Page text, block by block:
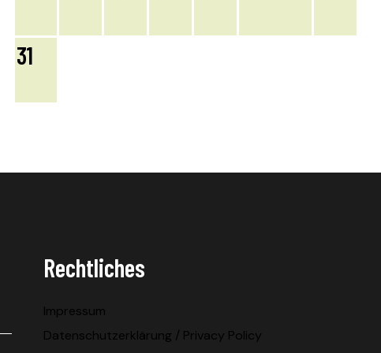
31
Rechtliches
Impressum
Datenschutzerklärung / Privacy Policy